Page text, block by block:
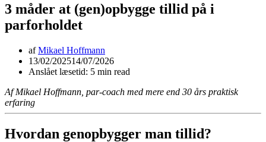
3 måder at (gen)opbygge tillid på i
parforholdet
afMikael Hoffmann
13/02/202514/07/2026
Anslået læsetid: 5 min read
Af Mikael Hoffmann, par-coach med mere end 30 års praktisk
erfaring
Hvordan genopbygger man tillid?